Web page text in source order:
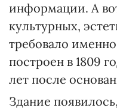
информации. А
культурных,
требовало
построен в 1809
лет после
Здание